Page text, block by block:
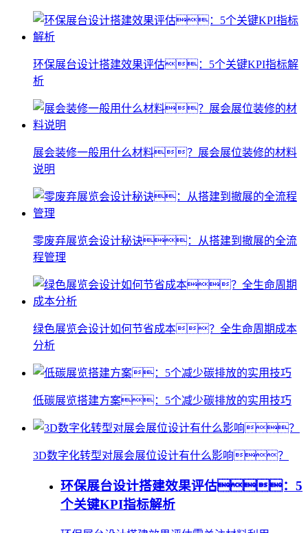
环保展台设计搭建效果评估：5个关键KPI指标解
析
展会装修一般用什么材料？展会展位装修的材料
说明
零废弃展览会设计秘诀：从搭建到撤展的全流
程管理
绿色展览会设计如何节省成本？全生命周期成本
分析
低碳展览搭建方案：5个减少碳排放的实用技巧
3D数字化转型对展会展位设计有什么影响？
环保展台设计搭建效果评估：5
个关键KPI指标解析